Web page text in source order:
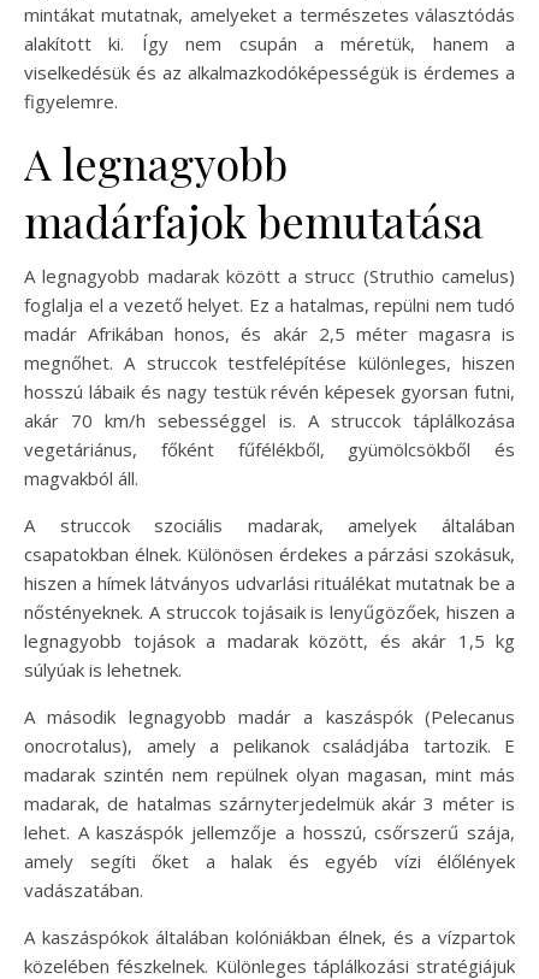
mintákat mutatnak, amelyeket a természetes választódás
alakított ki. Így nem csupán a méretük, hanem a
viselkedésük és az alkalmazkodóképességük is érdemes a
figyelemre.
A legnagyobb
madárfajok bemutatása
A legnagyobb madarak között a strucc (Struthio camelus)
foglalja el a vezető helyet. Ez a hatalmas, repülni nem tudó
madár Afrikában honos, és akár 2,5 méter magasra is
megnőhet. A struccok testfelépítése különleges, hiszen
hosszú lábaik és nagy testük révén képesek gyorsan futni,
akár 70 km/h sebességgel is. A struccok táplálkozása
vegetáriánus, főként fűfélékből, gyümölcsökből és
magvakból áll.
A struccok szociális madarak, amelyek általában
csapatokban élnek. Különösen érdekes a párzási szokásuk,
hiszen a hímek látványos udvarlási rituálékat mutatnak be a
nőstényeknek. A struccok tojásaik is lenyűgözőek, hiszen a
legnagyobb tojások a madarak között, és akár 1,5 kg
súlyúak is lehetnek.
A második legnagyobb madár a kaszáspók (Pelecanus
onocrotalus), amely a pelikanok családjába tartozik. E
madarak szintén nem repülnek olyan magasan, mint más
madarak, de hatalmas szárnyterjedelmük akár 3 méter is
lehet. A kaszáspók jellemzője a hosszú, csőrszerű szája,
amely segíti őket a halak és egyéb vízi élőlények
vadászatában.
A kaszáspókok általában kolóniákban élnek, és a vízpartok
közelében fészkelnek. Különleges táplálkozási stratégiájuk